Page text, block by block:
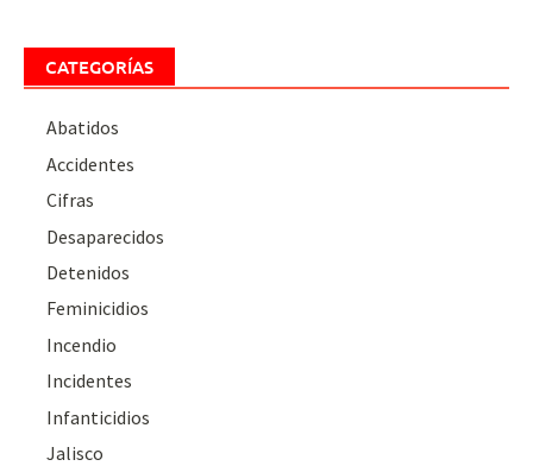
CATEGORÍAS
Abatidos
Accidentes
Cifras
Desaparecidos
Detenidos
Feminicidios
Incendio
Incidentes
Infanticidios
Jalisco